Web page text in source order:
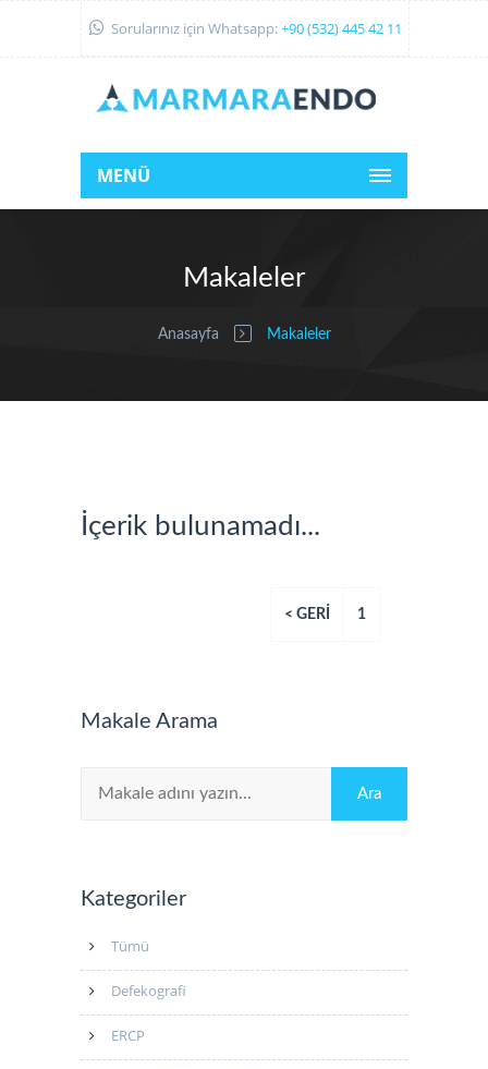
Sorularınız için Whatsapp:+90 (532) 445 42 11
MENÜ
Makaleler
Anasayfa Makaleler
İçerik bulunamadı...
< GERİ 1
Makale Arama
Kategoriler
Tümü
Defekografi
ERCP